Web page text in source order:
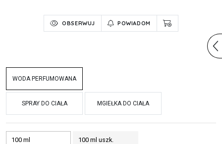
OBSERWUJ POWIADOM
WODA PERFUMOWANA
SPRAY DO CIAŁA MGIEŁKA DO CIAŁA
100 ml 100 ml uszk.